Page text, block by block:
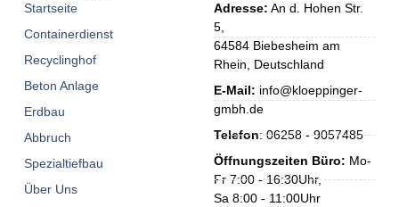
Startseite
Containerdienst
Recyclinghof
Beton Anlage
Erdbau
Abbruch
Spezialtiefbau
Über Uns
Adresse: An d. Hohen Str.
5,
64584 Biebesheim am
Rhein, Deutschland
E-Mail: info@kloeppinger-
gmbh.de
Telefon: 06258 - 9057485
Öffnungszeiten Büro: Mo-
Fr 7:00 - 16:30Uhr,
Sa 8:00 - 11:00Uhr